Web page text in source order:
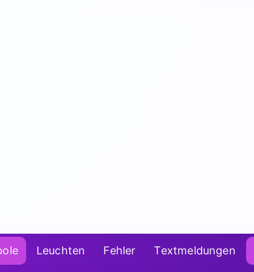
Leuchten Fehler Textmeldungen